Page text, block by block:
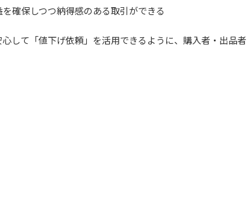
確保しつつ納得感のある取引ができる
して「値下げ依頼」を活用できるように、購入者・出品者